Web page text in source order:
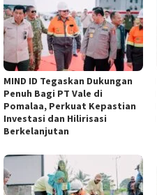
MIND ID Tegaskan Dukungan
Penuh Bagi PT Vale di
Pomalaa, Perkuat Kepastian
Investasi dan Hilirisasi
Berkelanjutan